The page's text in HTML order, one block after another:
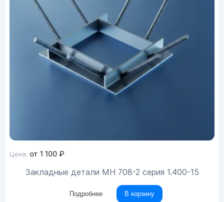
Цена: от1 100 ₽
Закладные детали МН 708-2 серия 1.400-15
Подробнее В корзину